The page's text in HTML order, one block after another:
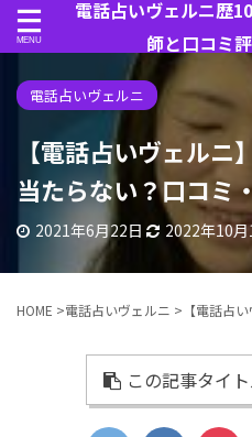
電話占いヴェルニ歴
師と口コミ
電話占いヴェルニ
【電話占いヴェルニ
当たらない？口コミ
2021年6月22日 2022年10月
HOME >電話占いヴェルニ > 【電話占
この記事タイ